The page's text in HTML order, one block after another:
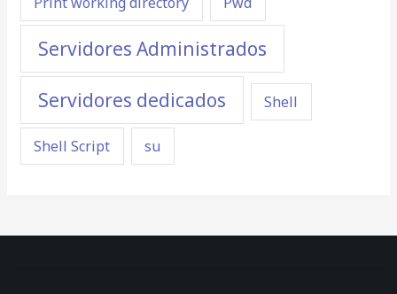
Servidores Administrados
Servidores dedicados Shell
Shell Script su